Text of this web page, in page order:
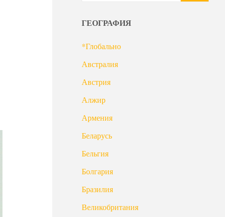
ГЕОГРАФИЯ
*Глобально
Австралия
Австрия
Алжир
Армения
Беларусь
Бельгия
Болгария
Бразилия
Великобритания